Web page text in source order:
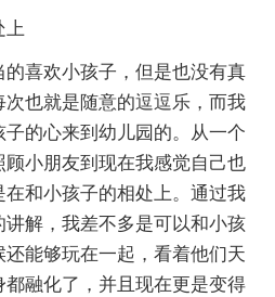
上
喜欢小孩子，但是也没有真
次也就是随意的逗逗乐，而我
的心来到幼儿园的。从一个
小朋友到现在我感觉自己也
和小孩子的相处上。通过我
解，我差不多是可以和小孩
能够玩在一起，看着他们天
融化了，并且现在更是变得